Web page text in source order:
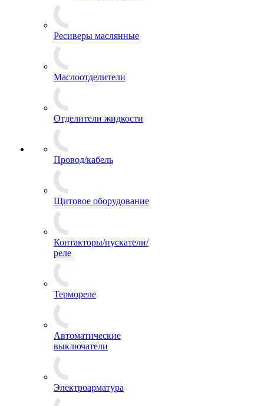
Ресиверы маслянные
Маслоотделители
Отделители жидкости
Провод/кабель
Щитовое оборудование
Контакторы/пускатели/
реле
Термореле
Автоматические
выключатели
Электроарматура